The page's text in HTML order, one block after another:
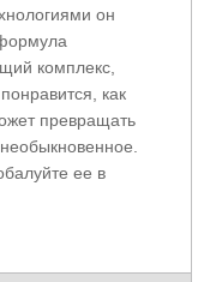
он
комплекс,
как
превращать
ее в